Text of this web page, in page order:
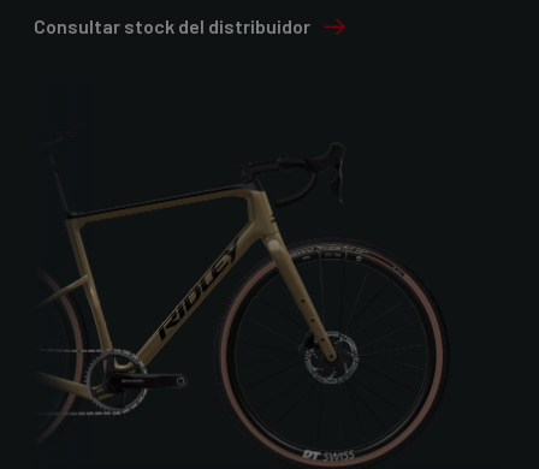
Consultar stock del distribuidor